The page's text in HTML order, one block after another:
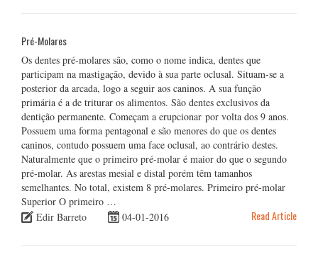
Pré-Molares
Os dentes pré-molares são, como o nome indica, dentes que
participam na mastigação, devido à sua parte oclusal. Situam-se a
posterior da arcada, logo a seguir aos caninos. A sua função
primária é a de triturar os alimentos. São dentes exclusivos da
dentição permanente. Começam a erupcionar por volta dos 9 anos.
Possuem uma forma pentagonal e são menores do que os dentes
caninos, contudo possuem uma face oclusal, ao contrário destes.
Naturalmente que o primeiro pré-molar é maior do que o segundo
pré-molar. As arestas mesial e distal porém têm tamanhos
semelhantes. No total, existem 8 pré-molares. Primeiro pré-molar
Superior O primeiro …
Edir Barreto
04-01-2016 Read Article